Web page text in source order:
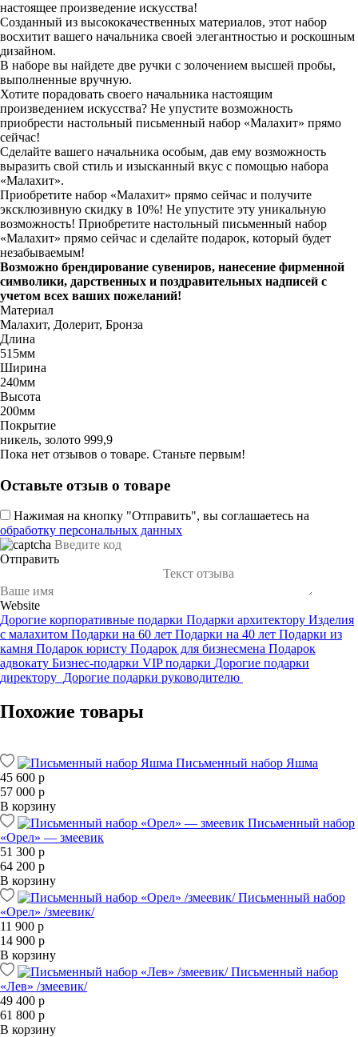
настоящее произведение искусства!
Созданный из высококачественных материалов, этот набор
восхитит вашего начальника своей элегантностью и роскошным
дизайном.
В наборе вы найдете две ручки с золочением высшей пробы,
выполненные вручную.
Хотите порадовать своего начальника настоящим
произведением искусства? Не упустите возможность
приобрести настольный письменный набор «Малахит» прямо
сейчас!
Сделайте вашего начальника особым, дав ему возможность
выразить свой стиль и изысканный вкус с помощью набора
«Малахит».
Приобретите набор «Малахит» прямо сейчас и получите
эксклюзивную скидку в 10%! Не упустите эту уникальную
возможность! Приобретите настольный письменный набор
«Малахит» прямо сейчас и сделайте подарок, который будет
незабываемым!
Возможно брендирование сувениров, нанесение фирменной
символики, дарственных и поздравительных надписей с
учетом всех ваших пожеланий!
Материал
Малахит, Долерит, Бронза
Длина
515мм
Ширина
240мм
Высота
200мм
Покрытие
никель, золото 999,9
Пока нет отзывов о товаре. Станьте первым!
Оставьте отзыв о товаре
Нажимая на кнопку "Отправить", вы соглашаетесь на
обработку персональных данных
Отправить
Website
Дорогие корпоративные подарки Подарки архитектору Изделия
с малахитом Подарки на 60 лет Подарки на 40 лет Подарки из
камня Подарок юристу Подарок для бизнесмена Подарок
адвокату Бизнес-подарки VIP подарки Дорогие подарки
директору Дорогие подарки руководителю
Похожие товары
Письменный набор Яшма
45 600 р
57 000 р
В корзину
Письменный набор
«Орел» — змеевик
51 300 р
64 200 р
В корзину
Письменный набор
«Орел» /змеевик/
11 900 р
14 900 р
В корзину
Письменный набор
«Лев» /змеевик/
49 400 р
61 800 р
В корзину